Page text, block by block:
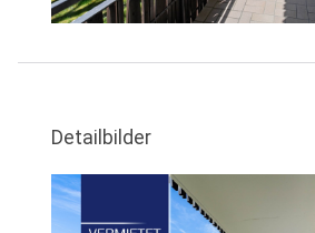
Detailbilder